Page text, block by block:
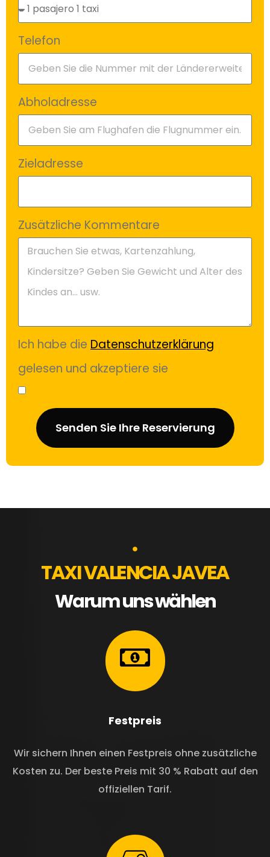
Telefon
Abholadresse
Zieladresse
Zusätzliche Kommentare
Ich habe die Datenschutzerklärung
gelesen und akzeptiere sie
Senden Sie Ihre Reservierung
TAXI VALENCIA JAVEA
Warum uns wählen
Festpreis
Wir sichern Ihnen einen Festpreis ohne zusätzliche
Kosten zu. Der beste Preis mit 30 % Rabatt auf den
offiziellen Tarif.